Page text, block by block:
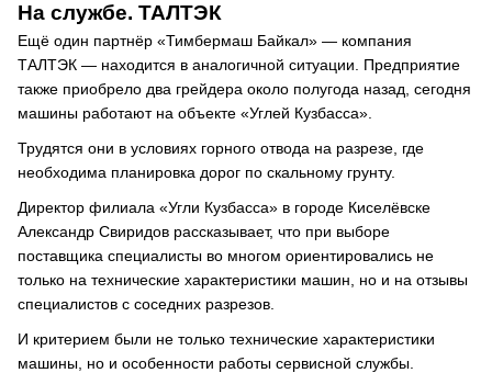
На службе. ТАЛТЭК
Ещё один партнёр «Тимбермаш Байкал» — компания
ТАЛТЭК — находится в аналогичной ситуации. Предприятие
также приобрело два грейдера около полугода назад, сегодня
машины работают на объекте «Углей Кузбасса».
Трудятся они в условиях горного отвода на разрезе, где
необходима планировка дорог по скальному грунту.
Директор филиала «Угли Кузбасса» в городе Киселёвске
Александр Свиридов рассказывает, что при выборе
поставщика специалисты во многом ориентировались не
только на технические характеристики машин, но и на отзывы
специалистов с соседних разрезов.
И критерием были не только технические характеристики
машины, но и особенности работы сервисной службы.